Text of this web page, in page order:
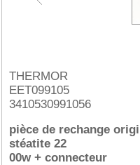
THERMOR
EET099105
3410530991056
pièce de rechange
stéatite 22
00w + connecteur